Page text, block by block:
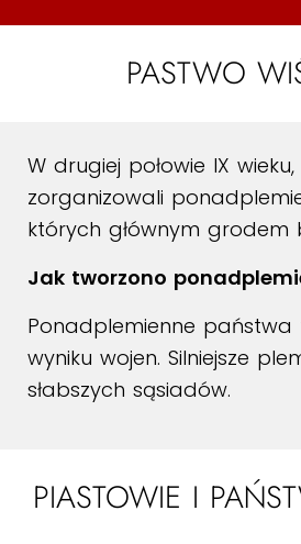
PASTWO
W drugiej połowie IX wieku,
zorganizowali
których głównym grodem
Jak tworzono
Ponadplemienne państwa
wyniku wojen. Silniejsze
słabszych sąsiadów.
PIASTOWIE I